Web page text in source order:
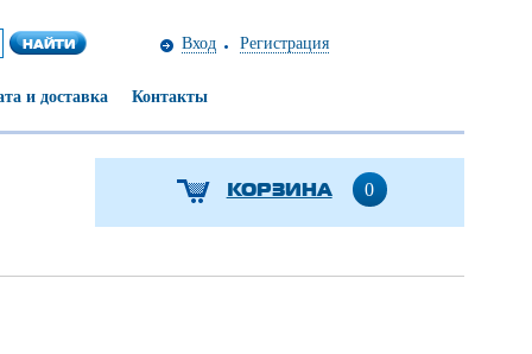
Вход Регистрация
и доставка Контакты
КОРЗИНА 0